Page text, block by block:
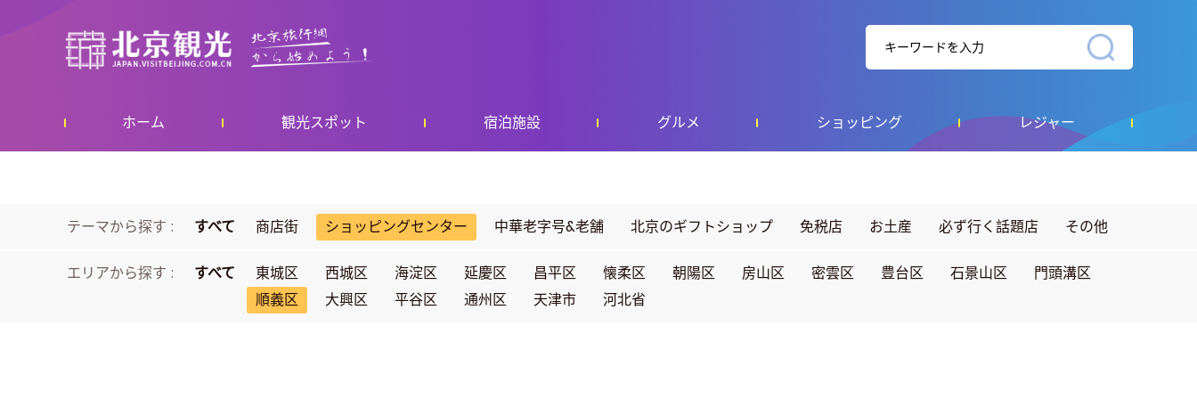
ホーム 観光スポット 宿泊施設 グルメ ショッピング レジャー
テーマから探す : すべて 商店街 ショッピングセンター 中華老字号&老舗 北京のギフトショップ 免税店 お土産 必ず行く話題店 その他
エリアから探す : すべて 東城区 西城区 海淀区 延慶区 昌平区 懐柔区 朝陽区 房山区 密雲区 豊台区 石景山区
門頭溝区
順義区
大興区 平谷区 通州区 天津市 河北省